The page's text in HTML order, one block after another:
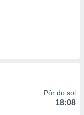
Pôr do sol
18:08